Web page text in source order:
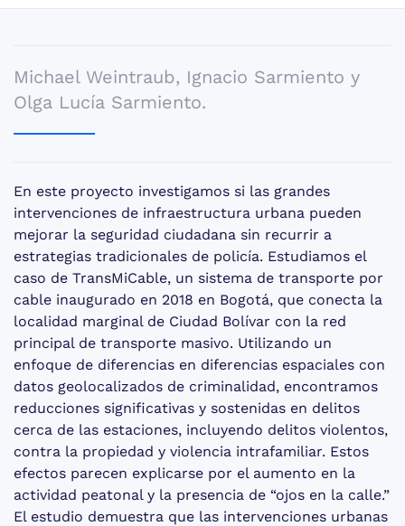
Michael Weintraub, Ignacio Sarmiento y
Olga Lucía Sarmiento.
En este proyecto investigamos si las grandes
intervenciones de infraestructura urbana pueden
mejorar la seguridad ciudadana sin recurrir a
estrategias tradicionales de policía. Estudiamos el
caso de TransMiCable, un sistema de transporte por
cable inaugurado en 2018 en Bogotá, que conecta la
localidad marginal de Ciudad Bolívar con la red
principal de transporte masivo. Utilizando un
enfoque de diferencias en diferencias espaciales con
datos geolocalizados de criminalidad, encontramos
reducciones significativas y sostenidas en delitos
cerca de las estaciones, incluyendo delitos violentos,
contra la propiedad y violencia intrafamiliar. Estos
efectos parecen explicarse por el aumento en la
actividad peatonal y la presencia de “ojos en la calle.”
El estudio demuestra que las intervenciones urbanas